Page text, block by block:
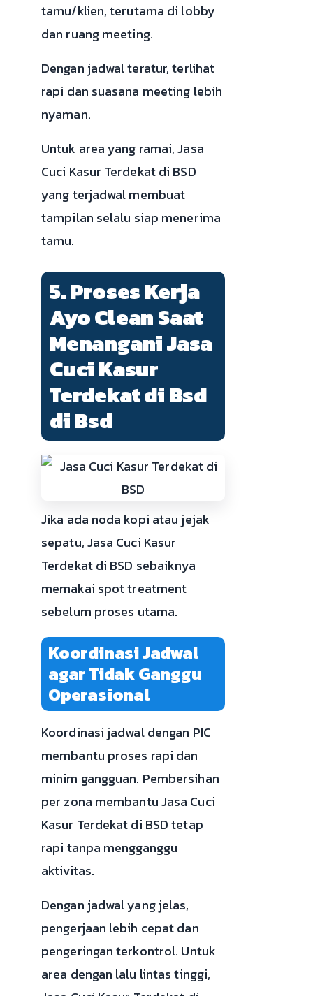
tamu/klien, terutama di lobby
dan ruang meeting.
Dengan jadwal teratur, terlihat
rapi dan suasana meeting lebih
nyaman.
Untuk area yang ramai, Jasa
Cuci Kasur Terdekat di BSD
yang terjadwal membuat
tampilan selalu siap menerima
tamu.
5. Proses Kerja
Ayo Clean Saat
Menangani Jasa
Cuci Kasur
Terdekat di Bsd
di Bsd
Jika ada noda kopi atau jejak
sepatu, Jasa Cuci Kasur
Terdekat di BSD sebaiknya
memakai spot treatment
sebelum proses utama.
Koordinasi Jadwal
agar Tidak Ganggu
Operasional
Koordinasi jadwal dengan PIC
membantu proses rapi dan
minim gangguan. Pembersihan
per zona membantu Jasa Cuci
Kasur Terdekat di BSD tetap
rapi tanpa mengganggu
aktivitas.
Dengan jadwal yang jelas,
pengerjaan lebih cepat dan
pengeringan terkontrol. Untuk
area dengan lalu lintas tinggi,